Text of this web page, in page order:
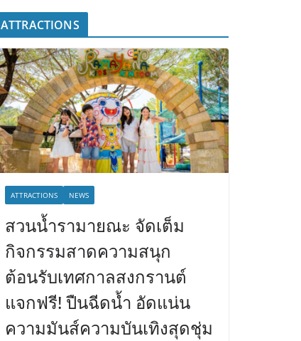
ATTRACTIONS
ATTRACTIONS NEWS
สวนน้ำรามายณะ จัดเต็ม
กิจกรรมสาดความสนุก
ต้อนรับเทศกาลสงกรานต์
แจกฟรี! ปืนฉีดน้ำ อัดแน่น
ความมันส์ความบันเทิงสุดชุ่ม